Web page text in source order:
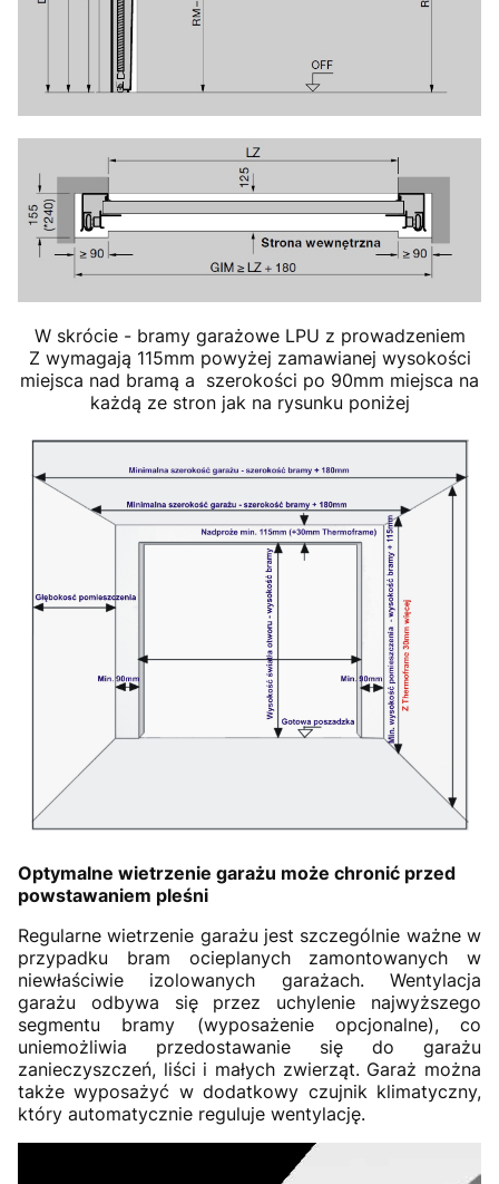
W skrócie - bramy garażowe LPU z prowadzeniem
Z wymagają 115mm powyżej zamawianej wysokości
miejsca nad bramą a szerokości po 90mm miejsca na
każdą ze stron jak na rysunku poniżej
Optymalne wietrzenie garażu może chronić przed
powstawaniem pleśni
Regularne wietrzenie garażu jest szczególnie ważne w
przypadku bram ocieplanych zamontowanych w
niewłaściwie izolowanych garażach. Wentylacja
garażu odbywa się przez uchylenie najwyższego
segmentu bramy (wyposażenie opcjonalne), co
uniemożliwia przedostawanie się do garażu
zanieczyszczeń, liści i małych zwierząt. Garaż można
także wyposażyć w dodatkowy czujnik klimatyczny,
który automatycznie reguluje wentylację.